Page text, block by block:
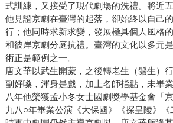
式訓練，又接受了現代劇場的洗禮。將近
他見證京劇在臺灣的起落，卻始終以自己
行；他同時求新求變，發展極具個人風格
和彼岸京劇分庭抗禮。臺灣的文化以多元
術正是範例之一。
唐文華以武生開蒙，之後轉老生（鬚生）
副好嗓，渾身是戲，加上名師指點，未畢
八年他榮獲孟小冬女士國劇獎學基金會「
九八○年畢業公演《大保國》《探皇陵》